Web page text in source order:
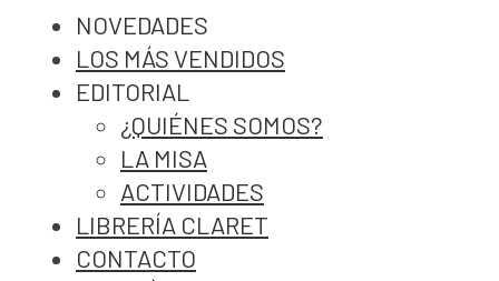
NOVEDADES
LOS MÁS VENDIDOS
EDITORIAL
¿QUIÉNES SOMOS?
LA MISA
ACTIVIDADES
LIBRERÍA CLARET
CONTACTO